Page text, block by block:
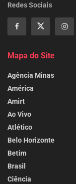
Redes Sociais
Mapa do Site
Agência Minas
América
Amirt
Ao Vivo
Atlético
Belo Horizonte
Betim
Brasil
Ciência